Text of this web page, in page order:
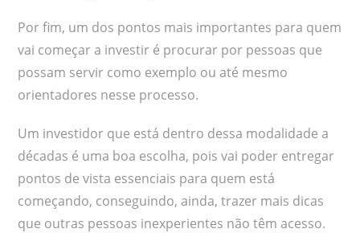
Por fim, um dos pontos mais importantes para quem
vai começar a investir é procurar por pessoas que
possam servir como exemplo ou até mesmo
orientadores nesse processo.
Um investidor que está dentro dessa modalidade a
décadas é uma boa escolha, pois vai poder entregar
pontos de vista essenciais para quem está
começando, conseguindo, ainda, trazer mais dicas
que outras pessoas inexperientes não têm acesso.